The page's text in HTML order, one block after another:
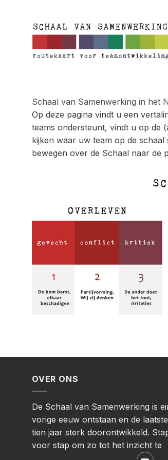
Schaal van Samenwerking in het
Op deze pagina vindt u een
teams ondersteunt, vindt u op de
kijken waar uw team op de
bewegen over de Schaal naar de
OVER ONS
De Schaal van Samenwerking is
vorige eeuw ontstaan en de laatste
tien jaar sterk doorontwikkeld.
voor stap om zo tot het inzicht te